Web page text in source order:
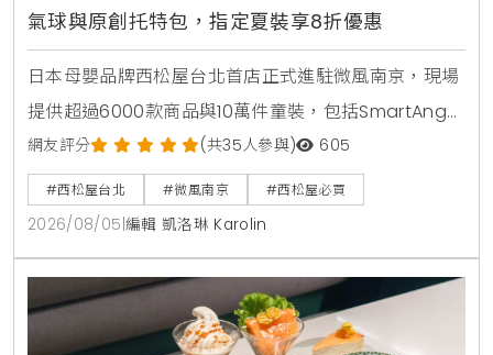
氣球與原創托特包，指定夏裝享8折優惠
日本母嬰品牌西松屋台北首店正式進駐微風南京，現場
提供超過6000款商品與10萬件童裝，包括SmartAngel
褲型紙尿褲、包屁衣與熱銷安撫玩具。慶祝開幕推出全
館消費禮與指定夏裝8折優惠，打造台北家長一站式育
兒購物指南。
網友評分 (共35人參與) 605
#西松屋台北 #微風南京 #西松屋必買
2026/08/05 編輯 凱洛琳 Karolin